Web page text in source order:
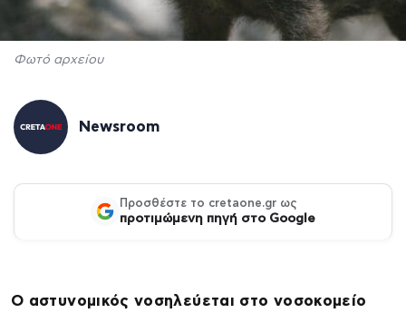
Φωτό αρχείου
Newsroom
Προσθέστε το cretaone.gr ως
προτιμώμενη πηγή στο Google
Ο αστυνομικός νοσηλεύεται στο νοσοκομείο